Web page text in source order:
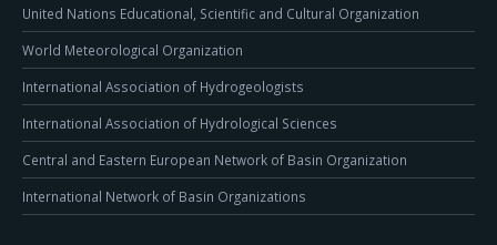
United Nations Educational, Scientific and Cultural Organization
World Meteorological Organization
International Association of Hydrogeologists
International Association of Hydrological Sciences
Central and Eastern European Network of Basin Organization
International Network of Basin Organizations